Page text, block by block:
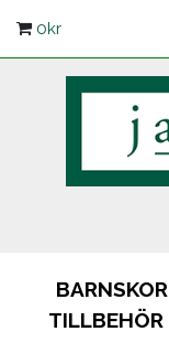
0kr
BARNSKOR
TILLBEHÖR